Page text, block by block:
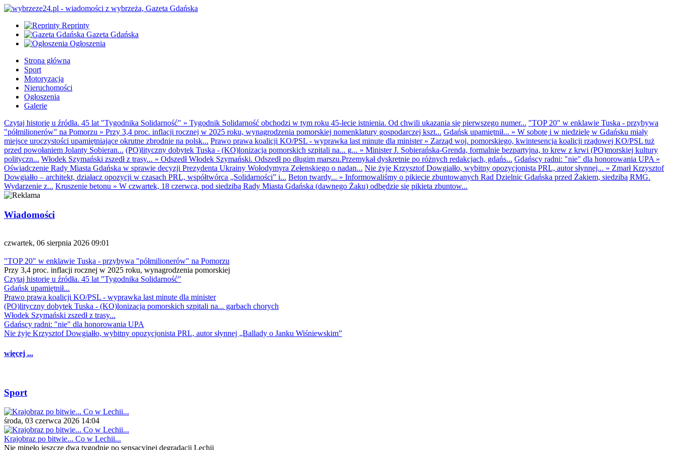
Reprinty
Gazeta Gdańska
Ogłoszenia
Strona główna
Sport
Motoryzacja
Nieruchomości
Ogłoszenia
Galerie
Czytaj historię u źródła. 45 lat "Tygodnika Solidarność" » Tygodnik Solidarność obchodzi w tym roku 45-lecie istnienia. Od chwili ukazania się pierwszego numer... "TOP 20" w enklawie Tuska - przybywa
"półmilionerów" na Pomorzu » Przy 3,4 proc. inflacji rocznej w 2025 roku, wynagrodzenia pomorskiej nomenklatury gospodarczej kszt... Gdańsk upamiętnił... » W sobotę i w niedzielę w Gdańsku miały
miejsce uroczystości upamiętniające okrutne zbrodnie na polsk... Prawo prawa koalicji KO/PSL - wyprawka last minute dla minister» Zarząd woj. pomorskiego, kwintesencja koalicji rządowej KO/PSL tuż
przed powołaniem Jolanty Sobieran... (PO)lityczny dobytek Tuska - (KO)lonizacja pomorskich szpitali na... g... » Minister J. Sobierańska-Grenda, formalnie bezpartyjna, to krew z krwi (PO)morskiej kultury
polityczn... Włodek Szymański zszedł z trasy... » Odszedł Włodek Szymański. Odszedł po długim marszu.Przemykał dyskretnie po różnych redakcjach, gdańs... Gdańscy radni: "nie" dla honorowania UPA »
Oświadczenie Rady Miasta Gdańska w sprawie decyzji Prezydenta Ukrainy Wołodymyra Zełenskiego o nadan... Nie żyje Krzysztof Dowgiałło, wybitny opozycjonista PRL, autor słynnej... » Zmarł Krzysztof
Dowgiałło – architekt, działacz opozycji w czasach PRL, współtwórca „Solidarności” i... Beton twardy... » Informowaliśmy o pikiecie zbuntowanych Rad Dzielnic Gdańska przed Żakiem, siedzibą RMG.
Wydarzenie z... Kruszenie betonu » W czwartek, 18 czerwca, pod siedzibą Rady Miasta Gdańska (dawnego Żaku) odbędzie się pikieta zbuntow...
Wiadomości
czwartek, 06 sierpnia 2026 09:01
"TOP 20" w enklawie Tuska - przybywa "półmilionerów" na Pomorzu
Przy 3,4 proc. inflacji rocznej w 2025 roku, wynagrodzenia pomorskiej
Czytaj historię u źródła. 45 lat "Tygodnika Solidarność"
Gdańsk upamiętnił...
Prawo prawa koalicji KO/PSL - wyprawka last minute dla minister
(PO)lityczny dobytek Tuska - (KO)lonizacja pomorskich szpitali na... garbach chorych
Włodek Szymański zszedł z trasy...
Gdańscy radni: "nie" dla honorowania UPA
Nie żyje Krzysztof Dowgiałło, wybitny opozycjonista PRL, autor słynnej „Ballady o Janku Wiśniewskim”
więcej ...
Sport
środa, 03 czerwca 2026 14:04
Krajobraz po bitwie... Co w Lechii...
Nie minęło jeszcze dwa tygodnie po sensacyjnej degradacji Lechii